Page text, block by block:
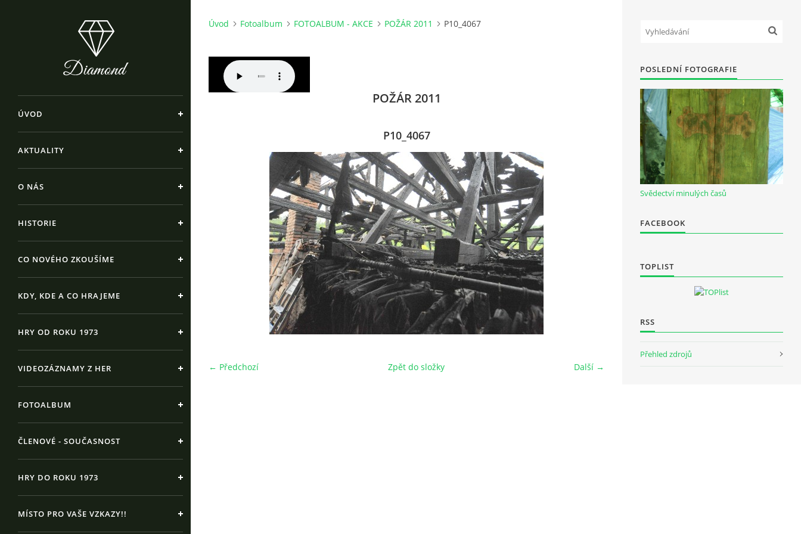
ÚVOD
AKTUALITY
O NÁS
HISTORIE
CO NOVÉHO ZKOUŠÍME
KDY, KDE A CO HRAJEME
HRY OD ROKU 1973
VIDEOZÁZNAMY Z HER
FOTOALBUM
ČLENOVÉ - SOUČASNOST
HRY DO ROKU 1973
MÍSTO PRO VAŠE VZKAZY!!
Úvod Fotoalbum FOTOALBUM - AKCE POŽÁR 2011 P10_4067
POŽÁR 2011
P10_4067
← Předchozí Další →
Zpět do složky
POSLEDNÍ FOTOGRAFIE
Svědectví minulých časů
FACEBOOK
TOPLIST
RSS
Přehled zdrojů